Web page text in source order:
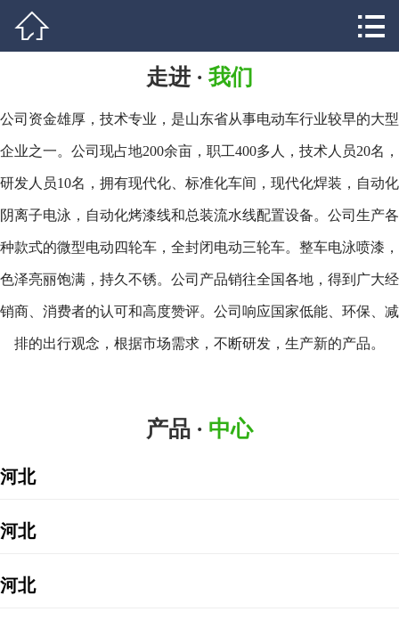
产品展示
精灵 蚂蚁S
星河（2门） 星河（4门）
L6 玲珑
玲珑plus 凌智
星辉 星辉plus
瑶光
 
走进 · 我们
公司资金雄厚，技术专业，是山东省从事电动车行业较早的大型
企业之一。公司现占地200余亩，职工400多人，技术人员20名，
研发人员10名，拥有现代化、标准化车间，现代化焊装，自动化
阴离子电泳，自动化烤漆线和总装流水线配置设备。公司生产各
种款式的微型电动四轮车，全封闭电动三轮车。整车电泳喷漆，
色泽亮丽饱满，持久不锈。公司产品销往全国各地，得到广大经
销商、消费者的认可和高度赞评。公司响应国家低能、环保、减
排的出行观念，根据市场需求，不断研发，生产新的产品。
产品 · 中心
河北
河北
河北